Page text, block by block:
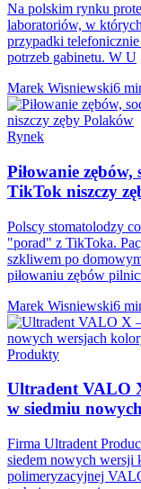
Na polskim rynku
laboratoriów, w
przypadki
potrzeb gabinetu. W U
Marek Wisniewski6
Rynek
Piłowanie
TikTok niszczy
Polscy stomatolodzy
"porad" z TikToka.
szkliwem po
piłowaniu zębów
Marek Wisniewski6
Produkty
Ultradent VALO
w siedmiu
Firma Ultradent
siedem nowych wersji
polimeryzacyjnej